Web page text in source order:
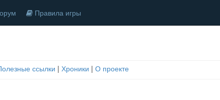
Правила игры
ссылки | Хроники | О проекте